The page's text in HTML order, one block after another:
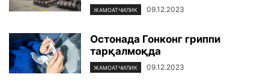
ЖАМОАТЧИЛИК 09.12.2023
Остонада Гонконг гриппи
тарқалмоқда
ЖАМОАТЧИЛИК 09.12.2023